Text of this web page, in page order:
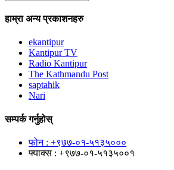
हाम्रा अन्य प्रकाशनहरु
ekantipur
Kantipur TV
Radio Kantipur
The Kathmandu Post
saptahik
Nari
सम्पर्क गर्नुहोस्
फोन : +९७७-०१-५१३५०००
फ्याक्स : +९७७-०१-५१३५००१